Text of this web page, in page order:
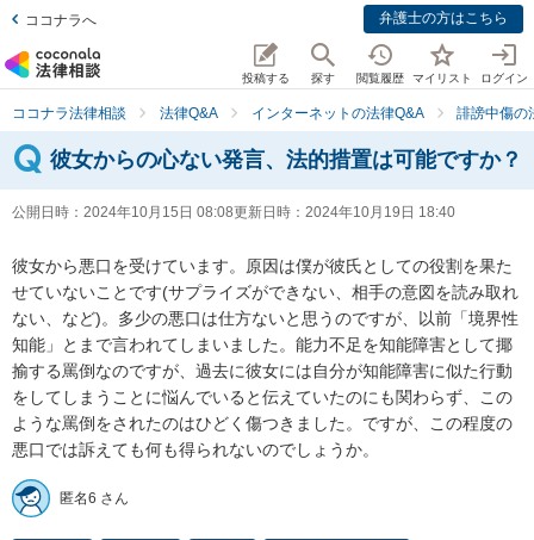
ココナラへ 弁護士の方はこちら
投稿する 探す 閲覧履歴 マイリスト ログイン
ココナラ法律相談 法律Q&A インターネットの法律Q&A 誹謗中傷の
彼女からの心ない発言、法的措置は可能ですか？
公開日時： 2024年10月15日 08:08更新日時： 2024年10月19日 18:40
彼女から悪口を受けています。原因は僕が彼氏としての役割を果た
せていないことです(サプライズができない、相手の意図を読み取れ
ない、など)。多少の悪口は仕方ないと思うのですが、以前「境界性
知能」とまで言われてしまいました。能力不足を知能障害として揶
揄する罵倒なのですが、過去に彼女には自分が知能障害に似た行動
をしてしまうことに悩んでいると伝えていたのにも関わらず、この
ような罵倒をされたのはひどく傷つきました。ですが、この程度の
悪口では訴えても何も得られないのでしょうか。
匿名6 さん